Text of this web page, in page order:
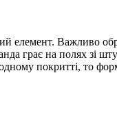
елемент. Важливо
грає на полях
покритті, то